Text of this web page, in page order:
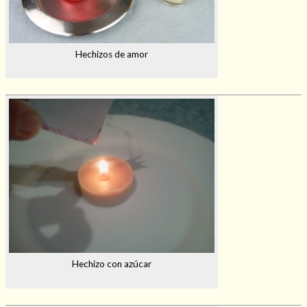
Hechizos de amor
Hechizo con azúcar